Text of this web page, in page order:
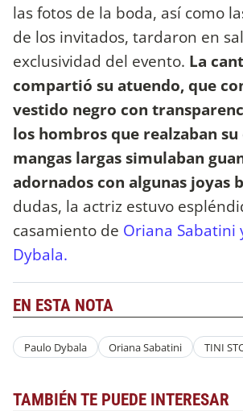
las fotos de la boda, así como
de los invitados, tardaron en
exclusividad del evento. La
compartió su atuendo, que
vestido negro con
los hombros que realzaban su
mangas largas simulaban
adornados con algunas joyas
dudas, la actriz estuvo
casamiento de Oriana Sabatini
Dybala.
EN ESTA NOTA
Paulo Dybala Oriana Sabatini TINI
TAMBIÉN TE PUEDE INTERESAR